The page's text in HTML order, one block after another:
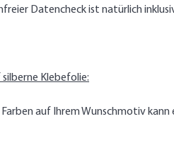
Datencheck ist natürlich
silberne Klebefolie:
Farben auf Ihrem Wunschmotiv